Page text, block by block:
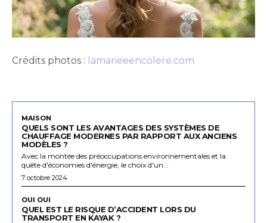
Crédits photos : lamarieeencolere.com
MAISON
QUELS SONT LES AVANTAGES DES SYSTÈMES DE
CHAUFFAGE MODERNES PAR RAPPORT AUX ANCIENS
MODÈLES ?
Avec la montée des préoccupations environnementales et la
quête d'économies d'énergie, le choix d'un...
7 octobre 2024
OUI OUI
QUEL EST LE RISQUE D’ACCIDENT LORS DU
TRANSPORT EN KAYAK ?